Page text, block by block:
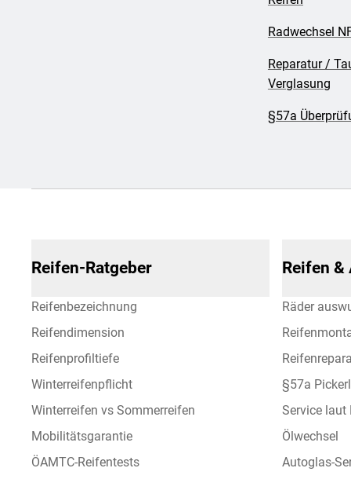
Radwechsel
Reparatur /
Verglasung
§57a
Reifen-Ratgeber
Reifenbezeichnung
Reifendimension
Reifenprofiltiefe
Winterreifenpflicht
Winterreifen vs Sommerreifen
Mobilitätsgarantie
ÖAMTC-Reifentests
Reifen
Räder
§57a
Service laut
Ölwechsel
Autoglas-